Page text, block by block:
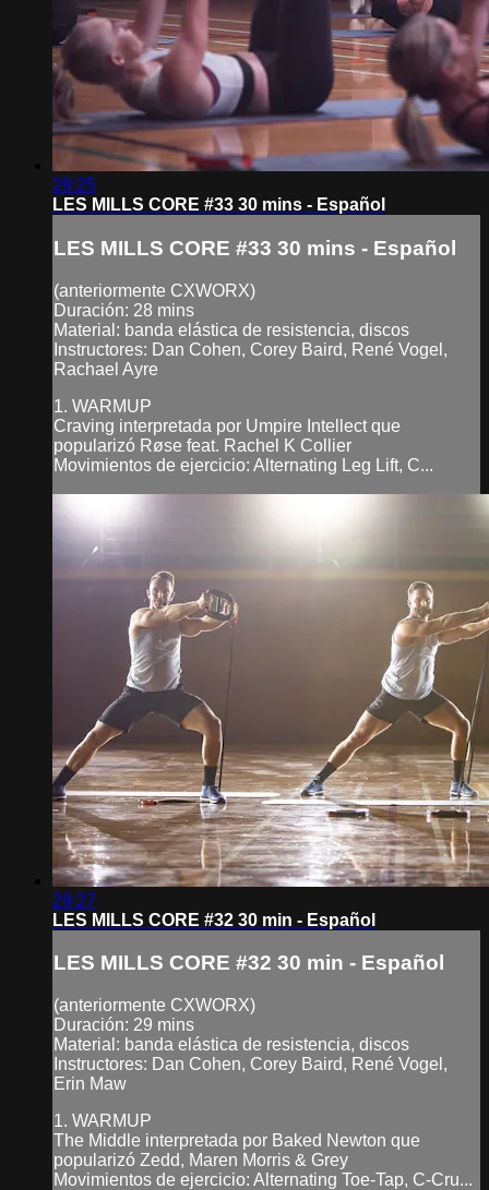
28:25
LES MILLS CORE #33 30 mins - Español
LES MILLS CORE #33 30 mins - Español
(anteriormente CXWORX)
Duración: 28 mins
Material: banda elástica de resistencia, discos
Instructores: Dan Cohen, Corey Baird, René Vogel,
Rachael Ayre
1. WARMUP
Craving interpretada por Umpire Intellect que
popularizó Røse feat. Rachel K Collier
Movimientos de ejercicio: Alternating Leg Lift, C...
29:27
LES MILLS CORE #32 30 min - Español
LES MILLS CORE #32 30 min - Español
(anteriormente CXWORX)
Duración: 29 mins
Material: banda elástica de resistencia, discos
Instructores: Dan Cohen, Corey Baird, René Vogel,
Erin Maw
1. WARMUP
The Middle interpretada por Baked Newton que
popularizó Zedd, Maren Morris & Grey
Movimientos de ejercicio: Alternating Toe-Tap, C-Cru...